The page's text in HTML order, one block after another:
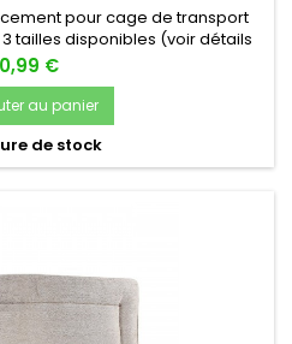
pour cage de transport
tailles disponibles (voir détails
avec modèles de cages).
€
au panier
de stock